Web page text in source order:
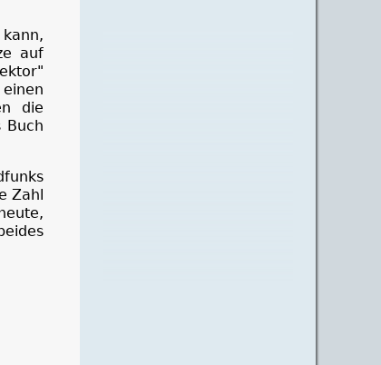
auf
die
Buch
Zahl